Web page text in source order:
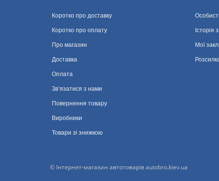
Коротко про доставку
Коротко про оплату
Про магазин
Доставка
Оплата
Зв’язатися з нами
Повернення товару
Виробники
Товари зі знижкою
Історія
Мої
© Інтернет-магазин автотоварів autobro.kiev.ua